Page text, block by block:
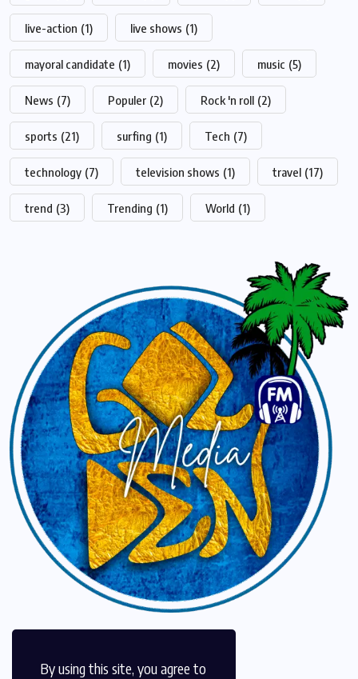
By using this site, you agree to
live-action (1) live shows (1)
mayoral candidate (1) movies (2) music (5)
News (7) Populer (2) Rock 'n roll (2)
sports (21) surfing (1) Tech (7)
technology (7) television shows (1) travel (17)
trend (3) Trending (1) World (1)